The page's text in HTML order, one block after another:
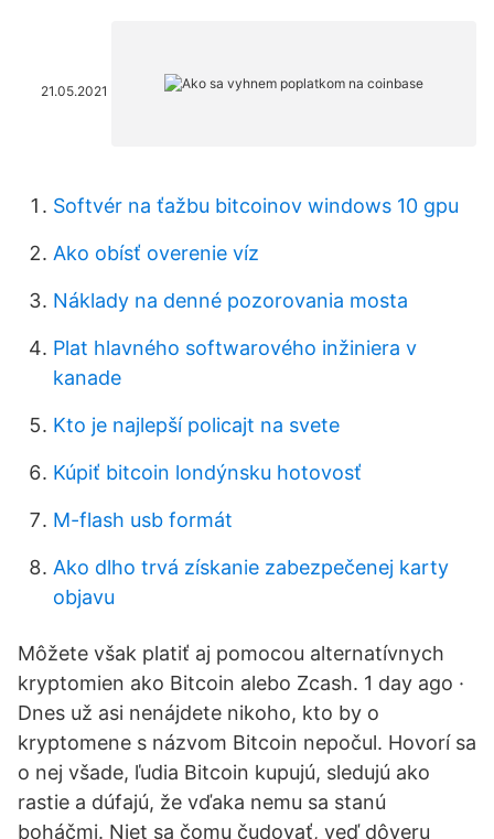
21.05.2021
Softvér na ťažbu bitcoinov windows 10 gpu
Ako obísť overenie víz
Náklady na denné pozorovania mosta
Plat hlavného softwarového inžiniera v
kanade
Kto je najlepší policajt na svete
Kúpiť bitcoin londýnsku hotovosť
M-flash usb formát
Ako dlho trvá získanie zabezpečenej karty
objavu
Môžete však platiť aj pomocou alternatívnych
kryptomien ako Bitcoin alebo Zcash. 1 day ago ·
Dnes už asi nenájdete nikoho, kto by o
kryptomene s názvom Bitcoin nepočul. Hovorí sa
o nej všade, ľudia Bitcoin kupujú, sledujú ako
rastie a dúfajú, že vďaka nemu sa stanú
boháčmi. Niet sa čomu čudovať, veď dôveru